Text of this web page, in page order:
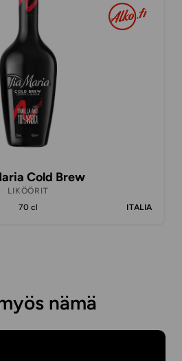
Cold Brew
LIKÖÖRIT
70 cl
ITALIA
nämä